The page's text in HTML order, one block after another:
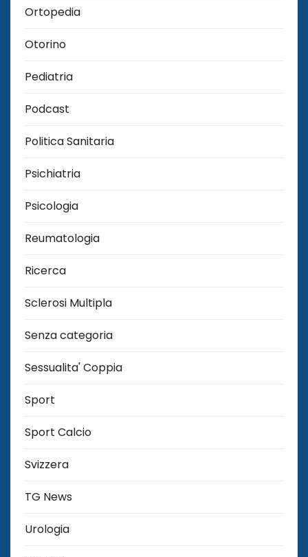
Ortopedia
Otorino
Pediatria
Podcast
Politica Sanitaria
Psichiatria
Psicologia
Reumatologia
Ricerca
Sclerosi Multipla
Senza categoria
Sessualita' Coppia
Sport
Sport Calcio
Svizzera
TG News
Urologia